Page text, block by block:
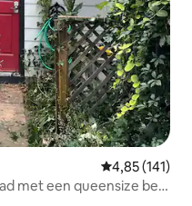
Gemiddelde
4,85 (141)
met een queensize bed